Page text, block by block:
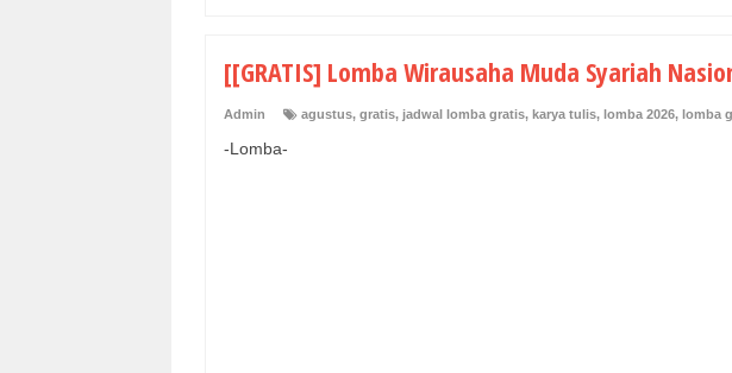
[[GRATIS] Lomba Wirausaha Muda Syariah
Admin agustus, gratis, jadwal lomba gratis, karya tulis, lomba 2026, lomba
-Lomba-